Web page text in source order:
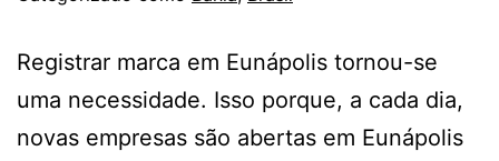
Registrar marca em Eunápolis tornou-se
uma necessidade. Isso porque, a cada dia,
novas empresas são abertas em Eunápolis